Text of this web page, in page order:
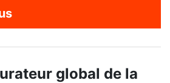
global de la